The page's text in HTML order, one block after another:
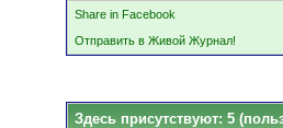
Share in Facebook
Отправить в Живой Журнал!
Здесь присутствуют: 5